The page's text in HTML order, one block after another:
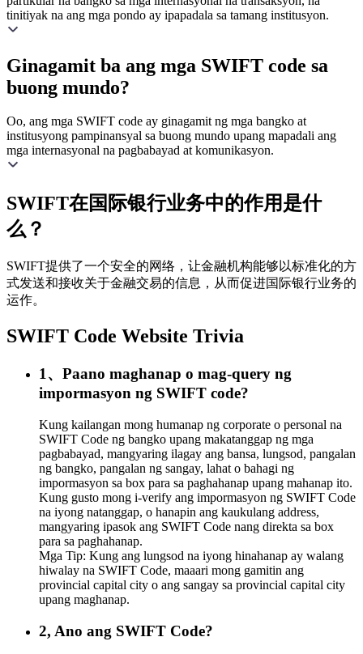
tinitiyak na ang mga pondo ay ipapadala sa tamang institusyon.
Ginagamit ba ang mga SWIFT code sa
buong mundo?
Oo, ang mga SWIFT code ay ginagamit ng mga bangko at
institusyong pampinansyal sa buong mundo upang mapadali ang
mga internasyonal na pagbabayad at komunikasyon.
SWIFT在国际银行业务中的作用是什
么？
SWIFT提供了一个安全的网络，让金融机构能够以标准化的方
式发送和接收关于金融交易的信息，从而促进国际银行业务的
运作。
SWIFT Code Website Trivia
1、Paano maghanap o mag-query ng
impormasyon ng SWIFT code?
Kung kailangan mong humanap ng corporate o personal na
SWIFT Code ng bangko upang makatanggap ng mga
pagbabayad, mangyaring ilagay ang bansa, lungsod, pangalan
ng bangko, pangalan ng sangay, lahat o bahagi ng
impormasyon sa box para sa paghahanap upang mahanap ito.
Kung gusto mong i-verify ang impormasyon ng SWIFT Code
na iyong natanggap, o hanapin ang kaukulang address,
mangyaring ipasok ang SWIFT Code nang direkta sa box
para sa paghahanap.
Mga Tip: Kung ang lungsod na iyong hinahanap ay walang
hiwalay na SWIFT Code, maaari mong gamitin ang
provincial capital city o ang sangay sa provincial capital city
upang maghanap.
2, Ano ang SWIFT Code?